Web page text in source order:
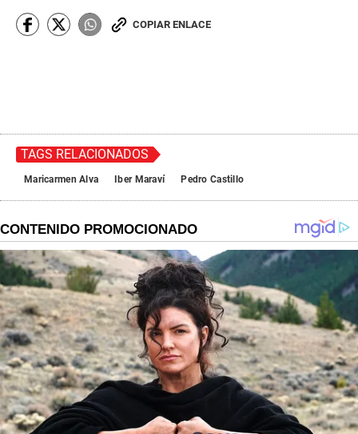
COPIAR ENLACE
TAGS RELACIONADOS
Maricarmen Alva Iber Maraví Pedro Castillo